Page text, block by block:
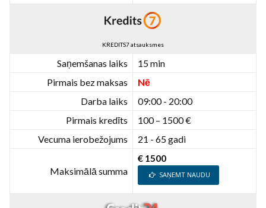
KREDITS7 atsauksmes
Saņemšanas laiks
15 min
Pirmais bez maksas
Nē
Darba laiks
09:00 - 20:00
Pirmais kredīts
100 – 1500 €
Vecuma ierobežojums
21 - 65 gadi
Maksimālā summa
€ 1500
SAŅEMT NAUDU